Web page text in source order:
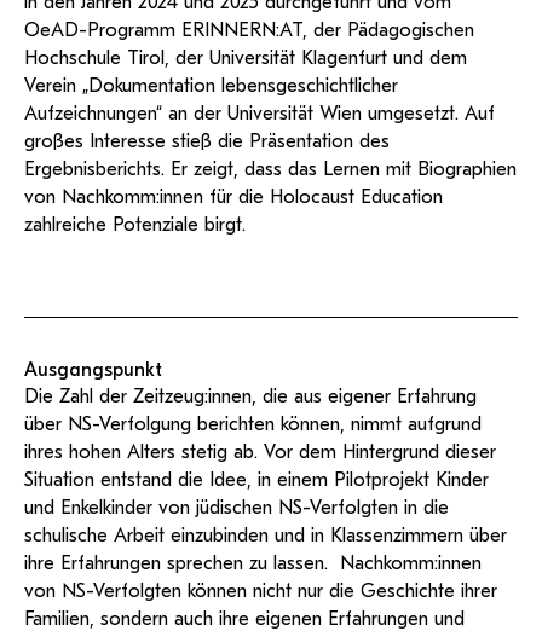
OeAD-Programm ERINNERN:AT, der Pädagogischen
Hochschule Tirol, der Universität Klagenfurt und dem
Verein „Dokumentation lebensgeschichtlicher
Aufzeichnungen“ an der Universität Wien umgesetzt. Auf
großes Interesse stieß die Präsentation des
Ergebnisberichts. Er zeigt, dass das Lernen mit Biographien
von Nachkomm:innen für die Holocaust Education
zahlreiche Potenziale birgt.
Ausgangspunkt
Die Zahl der Zeitzeug:innen, die aus eigener Erfahrung
über NS-Verfolgung berichten können, nimmt aufgrund
ihres hohen Alters stetig ab. Vor dem Hintergrund dieser
Situation entstand die Idee, in einem Pilotprojekt Kinder
und Enkelkinder von jüdischen NS-Verfolgten in die
schulische Arbeit einzubinden und in Klassenzimmern über
ihre Erfahrungen sprechen zu lassen. Nachkomm:innen
von NS-Verfolgten können nicht nur die Geschichte ihrer
Familien, sondern auch ihre eigenen Erfahrungen und
und Dokumentationen in öffentlich-
rechtlicher Qualität.
Support
wissenschaftlichen Arbeiten
Anleitung
Antragsformular Konto
Web-basiertes Tool zum sicheren
Versand großer Dateien.
ServiceWeb
BA/MA Anträge,
Forschungsanträge, Formulare,…
Support-Webadmin
PH Online Hilfe
Hilfe & Support
Bitte kontaktieren Sie unsere Mitarbeiter:innen nicht über die
persönliche Mailadresse, sondern über den oben
angegebenen Hilfebutton.
Ideen und Verbesserungen Campus
Login Webredaktion